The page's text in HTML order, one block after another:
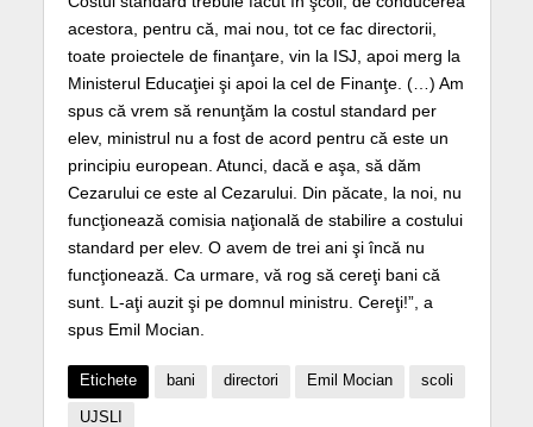
acestora, pentru că, mai nou, tot ce fac directorii,
toate proiectele de finanţare, vin la ISJ, apoi merg la
Ministerul Educaţiei şi apoi la cel de Finanţe. (…) Am
spus că vrem să renunţăm la costul standard per
elev, ministrul nu a fost de acord pentru că este un
principiu european. Atunci, dacă e aşa, să dăm
Cezarului ce este al Cezarului. Din păcate, la noi, nu
funcţionează comisia naţională de stabilire a costului
standard per elev. O avem de trei ani şi încă nu
funcţionează. Ca urmare, vă rog să cereţi bani că
sunt. L-aţi auzit şi pe domnul ministru. Cereţi!”, a
spus Emil Mocian.
Etichete bani directori Emil Mocian scoli
UJSLI